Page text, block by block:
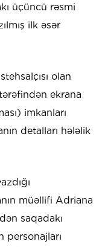
üçüncü rəsmi
ilk əsər
olan
ekrana
imkanları
detalları hələlik
müəllifi Adriana
saqadakı
personajları